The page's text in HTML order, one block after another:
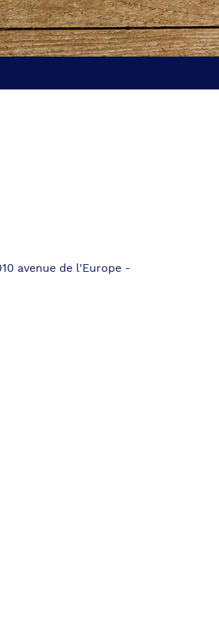
avenue de l'Europe -